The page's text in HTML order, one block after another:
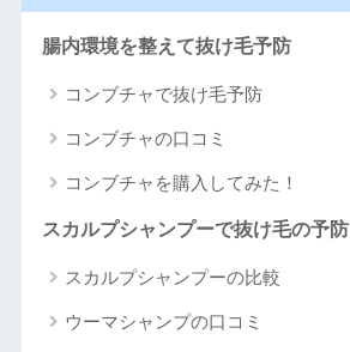
腸内環境を整えて抜け毛予防
コンブチャで抜け毛予防
コンブチャの口コミ
コンブチャを購入してみた！
スカルプシャンプーで抜け毛の予防
スカルプシャンプーの比較
ウーマシャンプの口コミ